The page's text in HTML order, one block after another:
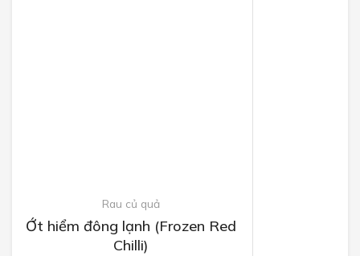
Rau củ quả
Ớt hiểm đông lạnh (Frozen Red
Chilli)